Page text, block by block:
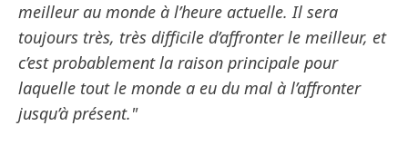
meilleur au monde à l’heure actuelle. Il sera
toujours très, très difficile d’affronter le meilleur, et
c’est probablement la raison principale pour
laquelle tout le monde a eu du mal à l’affronter
jusqu’à présent."